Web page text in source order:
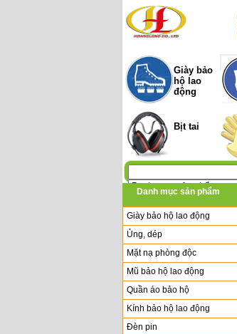
Giày bảo
hộ lao
động
Bịt tai
Danh mục sản phẩm
Giày bảo hộ lao động
Ủng, dép
Mặt nạ phòng độc
Mũ bảo hộ lao động
Quần áo bảo hộ
Kính bảo hộ lao động
Đèn pin